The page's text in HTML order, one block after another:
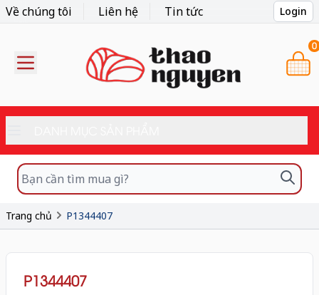
Về chúng tôi Liên hệ Tin tức Login
0
Trang chủ P1344407
P1344407